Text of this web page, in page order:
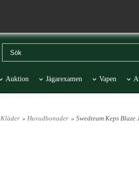
Auktion Jägarexamen Vapen
Kläder » Huvudbonader » Swedteam Keps Blaze